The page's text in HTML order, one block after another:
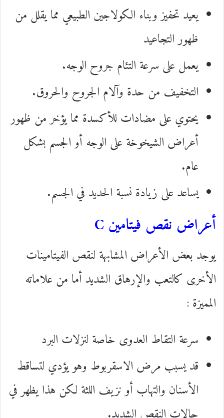
يعيد تحفيز وبناء الكولاجين الطبيعي مما يقلل من
ظهور التجاعيد
يعمل على سرعة التئام جروح الوجه.
التخفيف من حدة وآلام الجروح والحروق.
يحتوي على مضادات للأكسدة مما يؤخر من ظهور
أعراض الشيخوخة على الوجه أو الجسم بشكل
عام.
يساعد على زيادة نسبة الحديد في الجسم.
أعراض نقص فيتامين C
يوجد بعض الأعراض المشابهة لنقص الفيتامينات
الأخرى كالتعب والإرهاق الشديد أما من علاماته
المميزة :
سرعة التقاط العدوى خاصة لنزلات البرد
قد يسبب مرض الاسقربوط وهو يؤدي لتساقط
الأسنان والتهاب أو نزيف اللثة لكن هذا يظهر في